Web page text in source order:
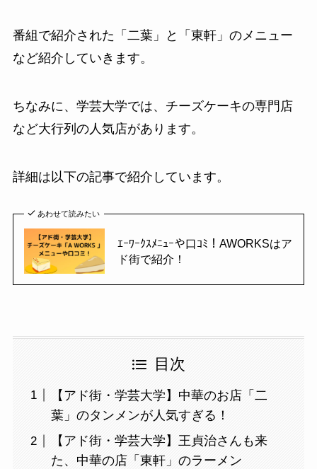
番組で紹介された「二葉」と「東軒」のメニュー
など紹介していきます。
ちなみに、学芸大学では、チーズケーキの専門店
など大行列の人気店があります。
詳細は以下の記事で紹介しています。
あわせて読みたい
ｴｰﾜｰｸｽﾒﾆｭｰや口ｺﾐ！AWORKSはア
ド街で紹介！
目次
【アド街・学芸大学】中華のお店「二
葉」のタンメンが人気すぎる！
【アド街・学芸大学】王貞治さんも来
た、中華の店「東軒」のラーメン